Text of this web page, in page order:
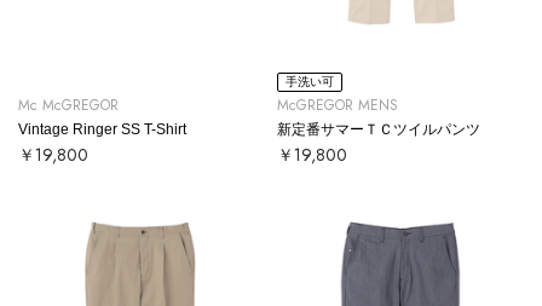
Mc McGREGOR
Vintage Ringer SS T-Shirt
￥19,800
手洗い可
McGREGOR MENS
新定番サマーＴＣツイルパンツ
￥19,800